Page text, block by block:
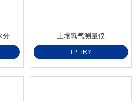
土壤氧气测量仪
TP-TRY